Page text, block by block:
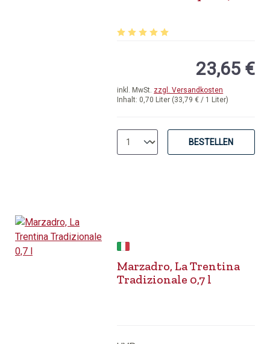
Inhalt: 0,70 Liter (33,79 € / 1 Liter)
inkl. MwSt. zzgl. Versandkosten
23,65 €
BESTELLEN
Marzadro, La Trentina
Tradizionale 0,7 l